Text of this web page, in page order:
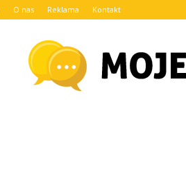
O nas Reklama Kontakt